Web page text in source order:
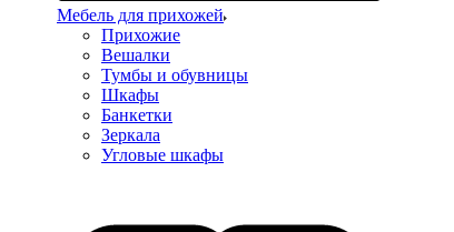
Мебель для прихожей
Прихожие
Вешалки
Тумбы и обувницы
Шкафы
Банкетки
Зеркала
Угловые шкафы